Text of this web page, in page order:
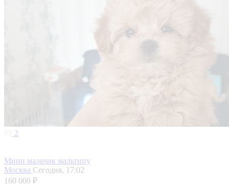
2
Мини мальчик мальтипу
Москва Сегодня, 17:02
160 000 ₽